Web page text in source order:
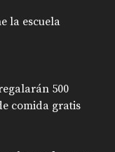
la escuela
500
comida gratis